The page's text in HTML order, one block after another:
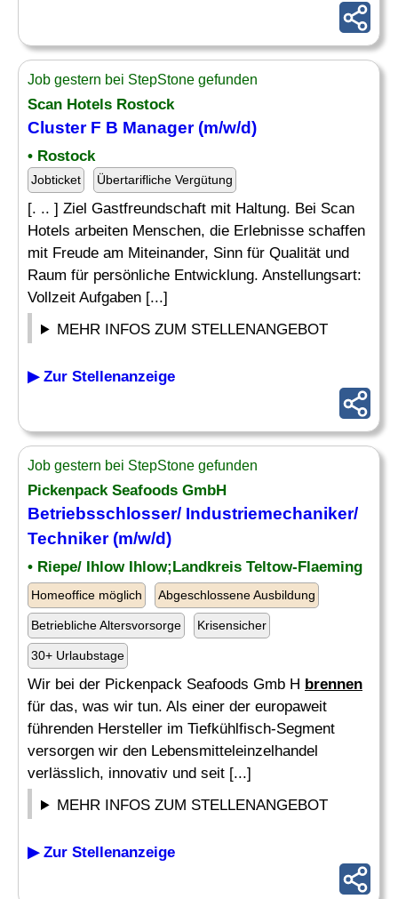
Job gestern bei StepStone gefunden
Scan Hotels Rostock
Cluster F B Manager (m/w/d)
• Rostock
Jobticket Übertarifliche Vergütung
[. .. ] Ziel Gastfreundschaft mit Haltung. Bei Scan
Hotels arbeiten Menschen, die Erlebnisse schaffen
mit Freude am Miteinander, Sinn für Qualität und
Raum für persönliche Entwicklung. Anstellungsart:
Vollzeit Aufgaben [...]
MEHR INFOS ZUM STELLENANGEBOT
▶ Zur Stellenanzeige
Job gestern bei StepStone gefunden
Pickenpack Seafoods GmbH
Betriebsschlosser/ Industriemechaniker/
Techniker (m/w/d)
• Riepe/ Ihlow Ihlow;Landkreis Teltow-Flaeming
Homeoffice möglich Abgeschlossene Ausbildung
Betriebliche Altersvorsorge Krisensicher
30+ Urlaubstage
Wir bei der Pickenpack Seafoods Gmb H brennen
für das, was wir tun. Als einer der europaweit
führenden Hersteller im Tiefkühlfisch-Segment
versorgen wir den Lebensmitteleinzelhandel
verlässlich, innovativ und seit [...]
MEHR INFOS ZUM STELLENANGEBOT
▶ Zur Stellenanzeige